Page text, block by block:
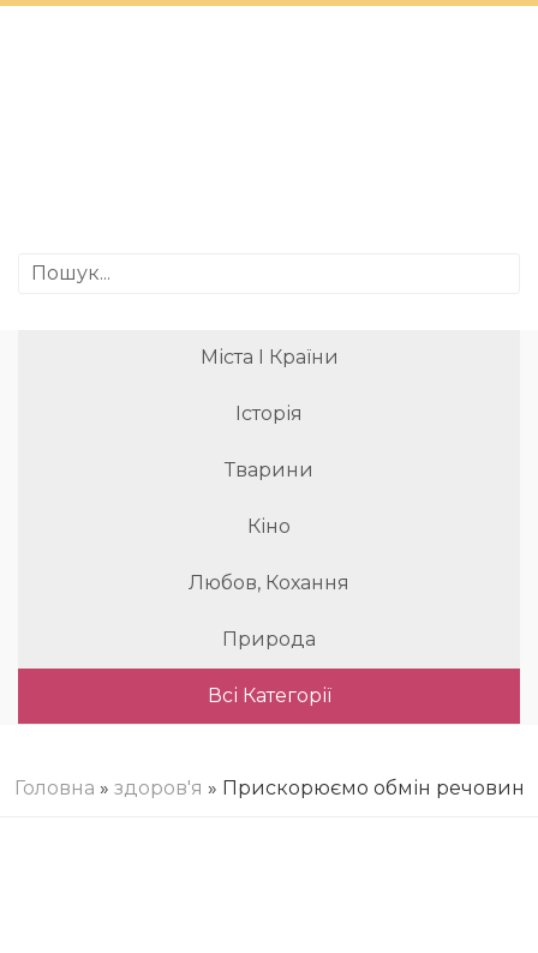
Міста І Країни
Історія
Тварини
Кіно
Любов, Кохання
Природа
Всі Категорії
Головна » здоров'я » Прискорюємо обмін речовин